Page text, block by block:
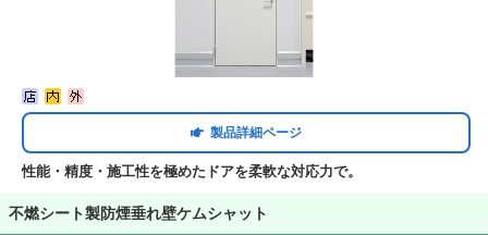
製品詳細ページ
性能・精度・施工性を極めたドアを柔軟な対応力で。
不燃シート製防煙垂れ壁ケムシャット